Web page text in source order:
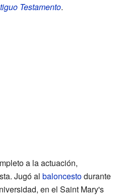
Testamento.
a la actuación,
Jugó al baloncestodurante
en el Saint Mary's